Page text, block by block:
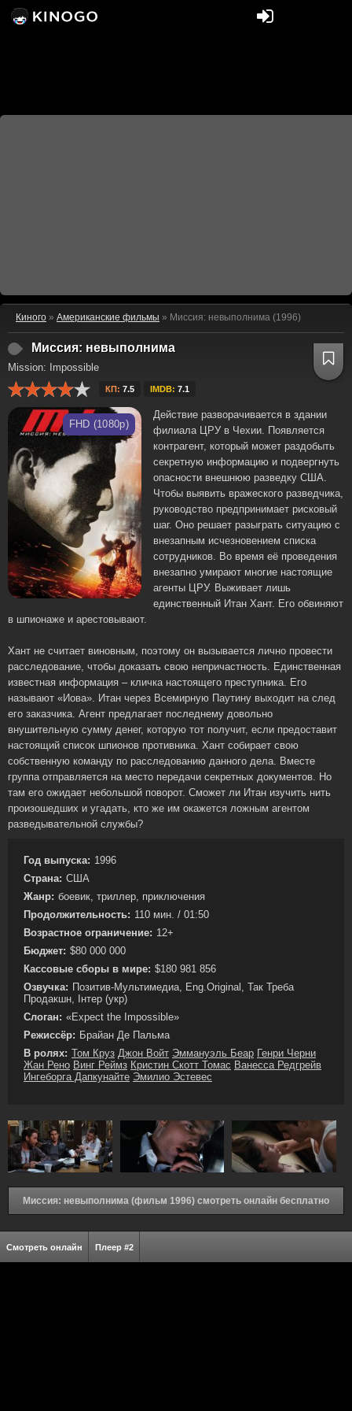
Киного » Американские фильмы » Миссия: невыполнима (1996)
Миссия: невыполнима
Mission: Impossible
КП: 7.5 IMDB: 7.1
FHD (1080p)
Действие разворачивается в здании
филиала ЦРУ в Чехии. Появляется
контрагент, который может раздобыть
секретную информацию и подвергнуть
опасности внешнюю разведку США.
Чтобы выявить вражеского разведчика,
руководство предпринимает рисковый
шаг. Оно решает разыграть ситуацию с
внезапным исчезновением списка
сотрудников. Во время её проведения
внезапно умирают многие настоящие
агенты ЦРУ. Выживает лишь
единственный Итан Хант. Его обвиняют
в шпионаже и арестовывают.
Хант не считает виновным, поэтому он вызывается лично провести
расследование, чтобы доказать свою непричастность. Единственная
известная информация – кличка настоящего преступника. Его
называют «Иова». Итан через Всемирную Паутину выходит на след
его заказчика. Агент предлагает последнему довольно
внушительную сумму денег, которую тот получит, если предоставит
настоящий список шпионов противника. Хант собирает свою
собственную команду по расследованию данного дела. Вместе
группа отправляется на место передачи секретных документов. Но
там его ожидает небольшой поворот. Сможет ли Итан изучить нить
произошедших и угадать, кто же им окажется ложным агентом
разведывательной службы?
Год выпуска: 1996
Страна: США
Жанр: боевик, триллер, приключения
Продолжительность: 110 мин. / 01:50
Возрастное ограничение: 12+
Бюджет: $80 000 000
Кассовые сборы в мире: $180 981 856
Озвучка: Позитив-Мультимедиа, Eng.Original, Так Треба
Продакшн, Інтер (укр)
Слоган: «Expect the Impossible»
Режиссёр: Брайан Де Пальма
В ролях: Том Круз Джон Войт Эммануэль Беар Генри Черни
Жан Рено Винг Реймз Кристин Скотт Томас Ванесса Редгрейв
Ингеборга Дапкунайте Эмилио Эстевес
Миссия: невыполнима (фильм 1996) смотреть онлайн бесплатно
Смотреть онлайн Плеер #2